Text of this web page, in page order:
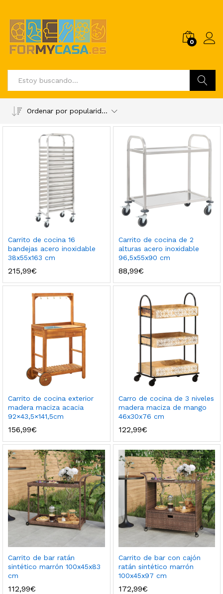
0
Ordenar por popularidad
Carrito de cocina 16
bandejas acero inoxidable
38x55x163 cm
215,99€
Carrito de cocina de 2
alturas acero inoxidable
96,5x55x90 cm
88,99€
Carrito de cocina exterior
madera maciza acacia
92×43,5×141,5cm
156,99€
Carro de cocina de 3 niveles
madera maciza de mango
46x30x76 cm
122,99€
Carrito de bar ratán
sintético marrón 100x45x83
cm
112,99€
Carrito de bar con cajón
ratán sintético marrón
100x45x97 cm
172,99€